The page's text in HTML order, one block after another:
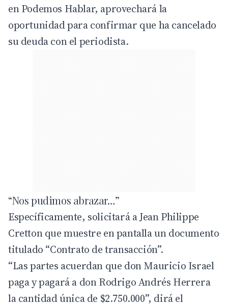
en Podemos Hablar, aprovechará la
oportunidad para confirmar que ha cancelado
su deuda con el periodista.
“Nos pudimos abrazar…”
Específicamente, solicitará a Jean Philippe
Cretton que muestre en pantalla un documento
titulado “Contrato de transacción”.
“Las partes acuerdan que don Mauricio Israel
paga y pagará a don Rodrigo Andrés Herrera
la cantidad única de $2.750.000”, dirá el